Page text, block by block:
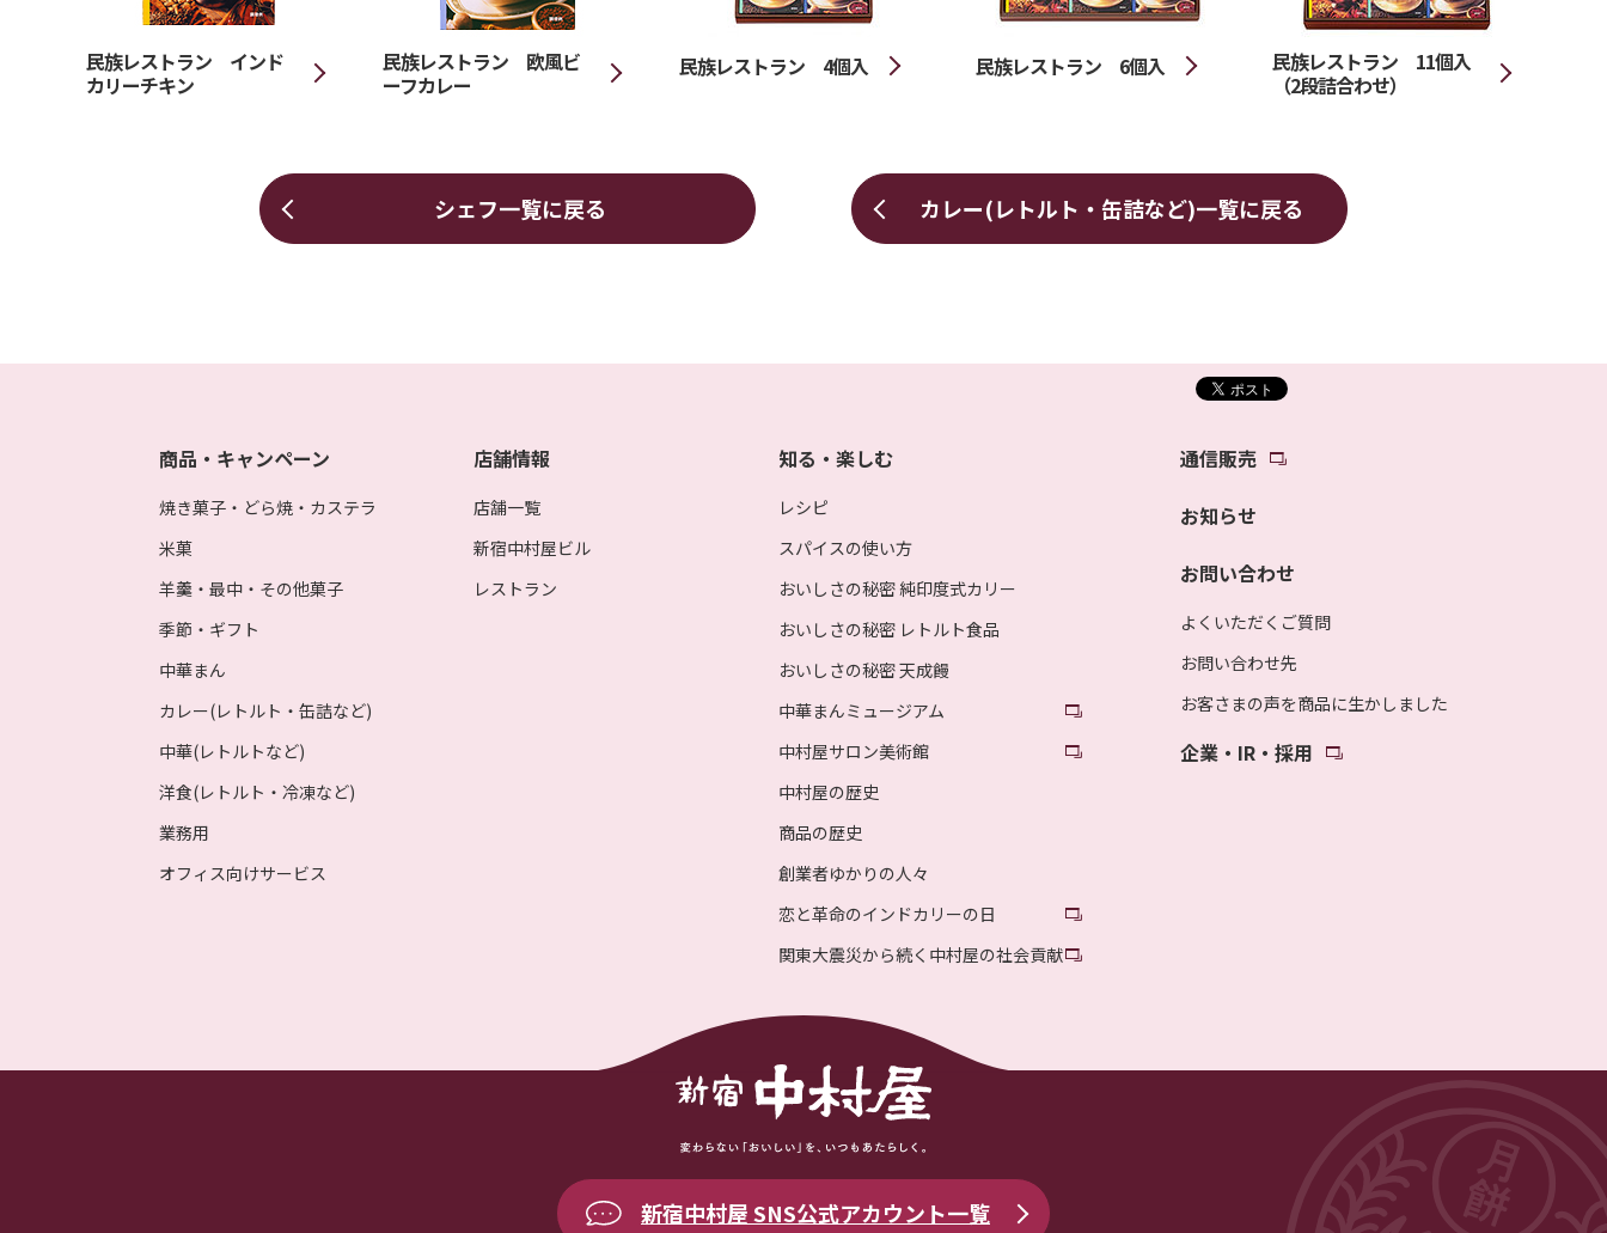
民族レストラン インド
カリーチキン
民族レストラン 欧風ビ
ーフカレー
民族レストラン 4個入 民族レストラン 6個入
民族レストラン 11個入
（2段詰合わせ）
シェフ一覧に戻る カレー(レトルト・缶詰など)一覧に戻る
商品・キャンペーン
焼き菓子・どら焼・カステラ
米菓
羊羹・最中・その他菓子
季節・ギフト
中華まん
カレー(レトルト・缶詰など)
中華(レトルトなど)
洋食(レトルト・冷凍など)
業務用
オフィス向けサービス
店舗情報
店舗一覧
新宿中村屋ビル
レストラン
知る・楽しむ
レシピ
スパイスの使い方
おいしさの秘密 純印度式カリー
おいしさの秘密 レトルト食品
おいしさの秘密 天成饅
中華まんミュージアム
中村屋サロン美術館
中村屋の歴史
商品の歴史
創業者ゆかりの人々
恋と革命のインドカリーの日
関東大震災から続く中村屋の社会貢献
通信販売
お知らせ
お問い合わせ
よくいただくご質問
お問い合わせ先
お客さまの声を商品に生かしました
企業・IR・採用
新宿中村屋 SNS公式アカウント一覧